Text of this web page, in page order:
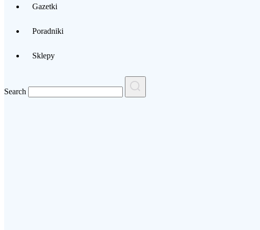
Gazetki
Poradniki
Sklepy
Search